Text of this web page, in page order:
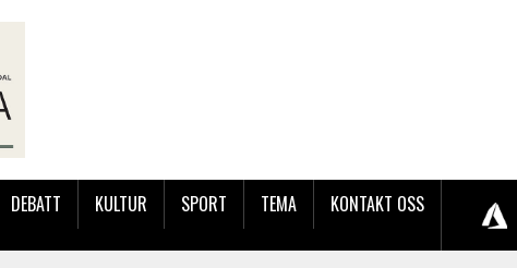
DEBATT KULTUR SPORT TEMA KONTAKT OSS